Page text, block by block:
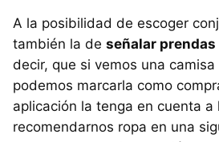
A la posibilidad de escoger
también la de señalar
decir, que si vemos una
podemos marcarla como
aplicación la tenga en cuenta a
recomendarnos ropa en una